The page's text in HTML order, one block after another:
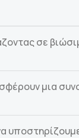
σε
μια